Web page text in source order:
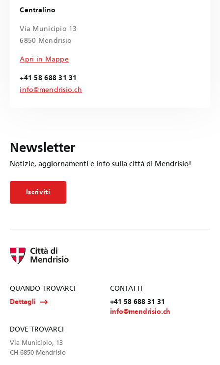
Centralino
Via Municipio 13
6850 Mendrisio
Apri in Mappe
+41 58 688 31 31
info@mendrisio.ch
Newsletter
Notizie, aggiornamenti e info sulla città di Mendrisio!
Iscriviti
QUANDO TROVARCI
Dettagli
CONTATTI
+41 58 688 31 31
info@mendrisio.ch
DOVE TROVARCI
Via Municipio, 13
CH-6850 Mendrisio